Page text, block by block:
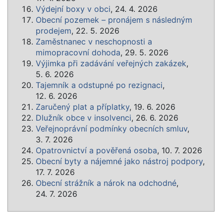
Výdejní boxy v obci, 24. 4. 2026
Obecní pozemek – pronájem s následným
prodejem, 22. 5. 2026
Zaměstnanec v neschopnosti a
mimopracovní dohoda, 29. 5. 2026
Výjimka při zadávání veřejných zakázek,
5. 6. 2026
Tajemník a odstupné po rezignaci,
12. 6. 2026
Zaručený plat a příplatky, 19. 6. 2026
Dlužník obce v insolvenci, 26. 6. 2026
Veřejnoprávní podmínky obecních smluv,
3. 7. 2026
Opatrovnictví a pověřená osoba, 10. 7. 2026
Obecní byty a nájemné jako nástroj podpory,
17. 7. 2026
Obecní strážník a nárok na odchodné,
24. 7. 2026